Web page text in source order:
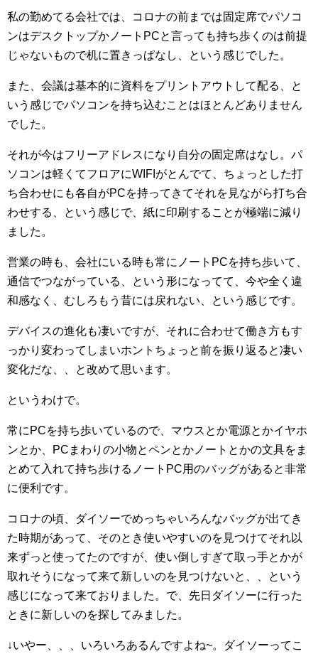
私の勤めてる会社では、コロナの前までは固定席でパソコ
ンはデスクトップかノートPCと言っても持ち歩くのは前提
じゃないもので机に置きっぱなし、という感じでした。
また、会議は基本的に資料をプリントアウトして配る、と
いう感じでパソコンを持ち込むことはほとんどありません
でした。
それが今はフリーアドレスになり自分の固定席はなし。パ
ソコンは軽くてフロアにWIFIがとんでて、ちょっとした打
ち合わせにも各自がPCを持ってきてそれを見ながら打ち合
わせする、という感じで、紙に印刷することが極端に減り
ました。
営業の時も、会社にいる時も常にノートPCを持ち歩いて、
通信でつながっている、という形になってて、今や全く違
和感なく、むしろもう昔には戻れない、という感じです。
デバイスの進化も凄いですが、それに合わせて働き方もす
っかり変わってしまいホントちょっと前を振り返ると凄い
変化だな、、と改めて思います。
というわけで。
常にPCを持ち歩いているので、マウスとか電源とかイヤホ
ンとか、PCまわりの小物とペンとかノートとかの文具をま
とめて入れて持ち歩けるノートPC用のバッグがあると非常
に便利です。
コロナの頃、ダイソーでめっちゃいろんなバッグが出てき
た時期があって、そのとき使いやすいのを見つけてそれ以
来ずっと使ってたのですが、使い倒しすぎて取っ手とかが
取れそうになって来て新しいのを見つけないと、、という
感じになって来ておりました。で、先日ダイソーに行った
ときに新しいのを探してみました。
↓いやー、、、いろいろあるんですよね~。ダイソーってこ